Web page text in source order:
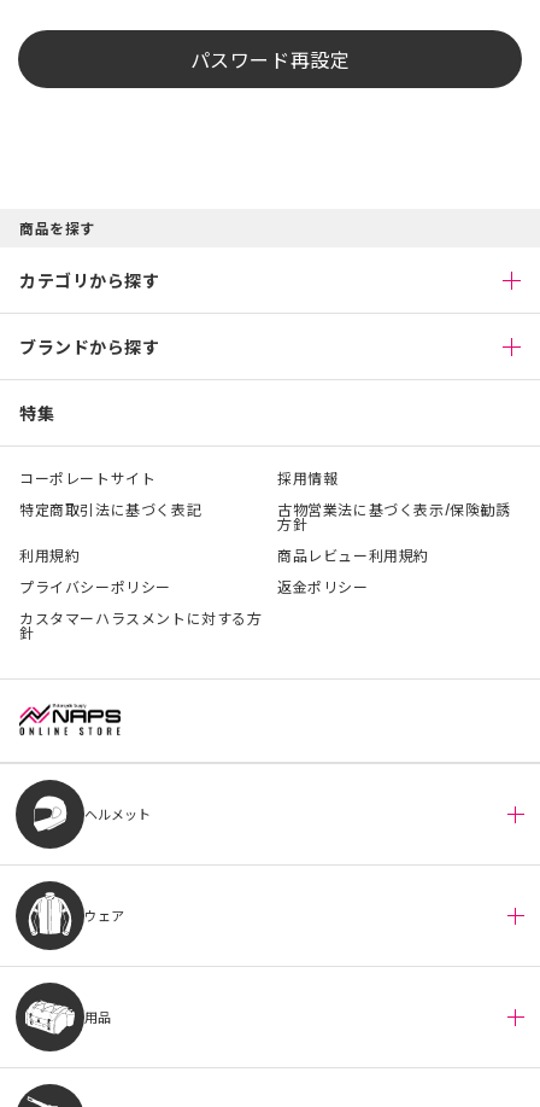
パスワード再設定
商品を探す
カテゴリから探す
ブランドから探す
特集
コーポレートサイト
採用情報
特定商取引法に基づく表記
古物営業法に基づく表示/保険勧誘
方針
利用規約
商品レビュー利用規約
プライバシーポリシー
返金ポリシー
カスタマーハラスメントに対する方
針
ヘルメット
ウェア
用品